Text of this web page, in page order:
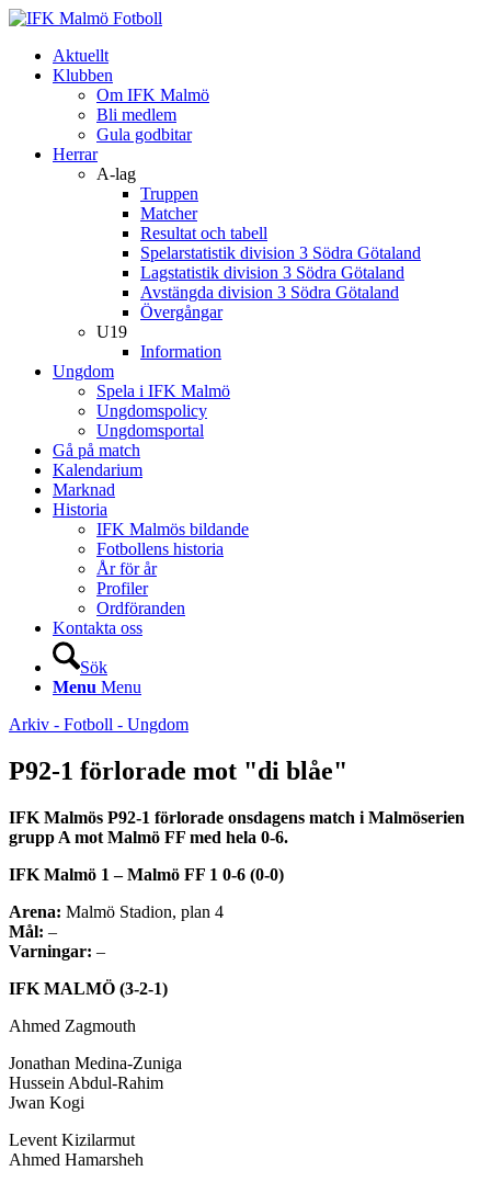
Aktuellt
Klubben
Om IFK Malmö
Bli medlem
Gula godbitar
Herrar
A-lag
Truppen
Matcher
Resultat och tabell
Spelarstatistik division 3 Södra Götaland
Lagstatistik division 3 Södra Götaland
Avstängda division 3 Södra Götaland
Övergångar
U19
Information
Ungdom
Spela i IFK Malmö
Ungdomspolicy
Ungdomsportal
Gå på match
Kalendarium
Marknad
Historia
IFK Malmös bildande
Fotbollens historia
År för år
Profiler
Ordföranden
Kontakta oss
Sök
Menu Menu
Arkiv - Fotboll - Ungdom
P92-1 förlorade mot "di blåe"
IFK Malmös P92-1 förlorade onsdagens match i Malmöserien
grupp A mot Malmö FF med hela 0-6.
IFK Malmö 1 – Malmö FF 1 0-6 (0-0)
Arena: Malmö Stadion, plan 4
Mål: –
Varningar: –
IFK MALMÖ (3-2-1)
Ahmed Zagmouth
Jonathan Medina-Zuniga
Hussein Abdul-Rahim
Jwan Kogi
Levent Kizilarmut
Ahmed Hamarsheh